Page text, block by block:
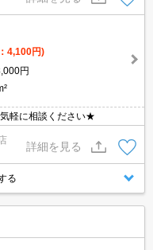
4,100円)
円
軽に相談ください★
詳細を見る
る